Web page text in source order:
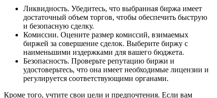
Ликвидность. Убедитесь, что выбранная биржа имеет
достаточный объем торгов, чтобы обеспечить быструю
и безопасную сделку.
Комиссии. Оцените размер комиссий, взимаемых
биржей за совершение сделок. Выберите биржу с
наименьшими издержками для вашего бюджета.
Безопасность. Проверьте репутацию биржи и
удостоверьтесь, что она имеет необходимые лицензии и
регулируется соответствующими органами.
Кроме того, учтите свои цели и предпочтения. Если вам